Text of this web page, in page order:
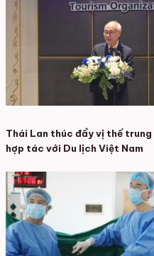
Thái Lan thúc đẩy vị thế trung
hợp tác với Du lịch Việt Nam